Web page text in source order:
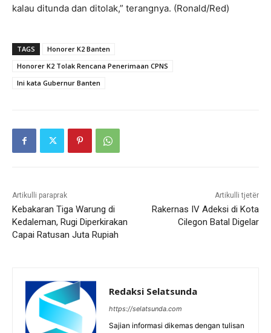
kalau ditunda dan ditolak,” terangnya. (Ronald/Red)
TAGS
Honorer K2 Banten
Honorer K2 Tolak Rencana Penerimaan CPNS
Ini kata Gubernur Banten
Artikulli paraprak
Kebakaran Tiga Warung di
Kedaleman, Rugi Diperkirakan
Capai Ratusan Juta Rupiah
Artikulli tjetër
Rakernas IV Adeksi di Kota
Cilegon Batal Digelar
Redaksi Selatsunda
https://selatsunda.com
Sajian informasi dikemas dengan tulisan